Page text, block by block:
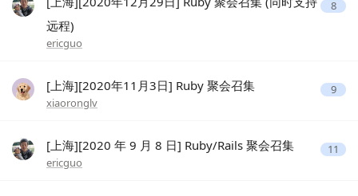
远程)
ericguo
8
[上海][2020年11月3日] Ruby 聚会召集
xiaoronglv
9
[上海][2020 年 9 月 8 日] Ruby/Rails 聚会召集
ericguo
11